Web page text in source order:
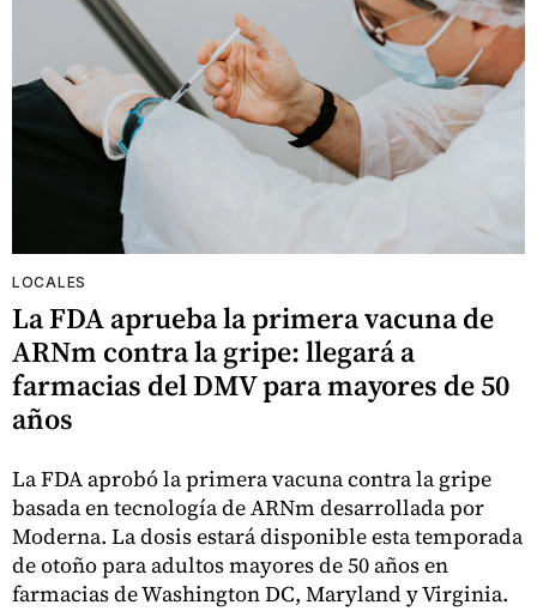
LOCALES
La FDA aprueba la primera vacuna de
ARNm contra la gripe: llegará a
farmacias del DMV para mayores de 50
años
La FDA aprobó la primera vacuna contra la gripe
basada en tecnología de ARNm desarrollada por
Moderna. La dosis estará disponible esta temporada
de otoño para adultos mayores de 50 años en
farmacias de Washington DC, Maryland y Virginia.